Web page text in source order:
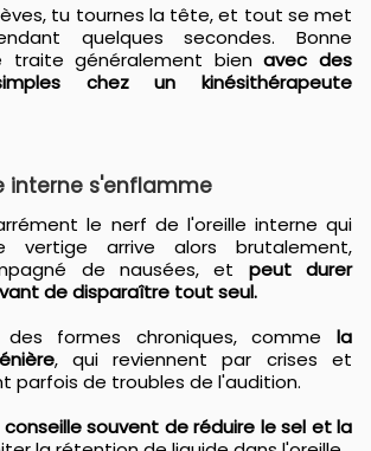
tu tournes la tête, et tout se met
quelques secondes. Bonne
traite généralement bienavec des
chez un kinésithérapeute
interne s'enflamme
vertige arrive alors brutalement,
de nausées, et peut durer
de disparaître tout seul.
formes chroniques, comme la
, qui reviennent par crises et
parfois de troubles de l'audition.
conseille souvent de réduire le sel et la